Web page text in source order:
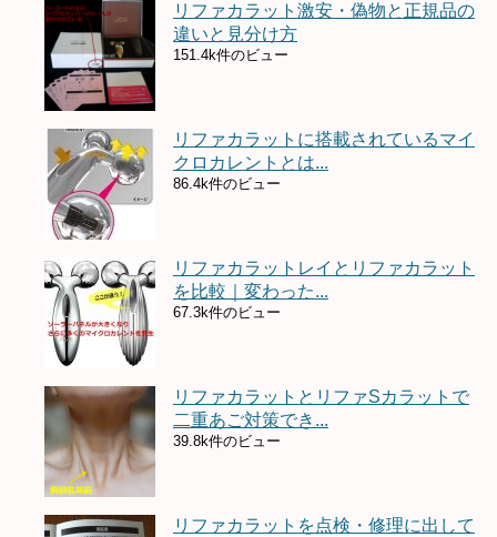
リファカラット激安・偽物と正規品の
違いと見分け方
151.4k件のビュー
リファカラットに搭載されているマイ
クロカレントとは...
86.4k件のビュー
リファカラットレイとリファカラット
を比較｜変わった...
67.3k件のビュー
リファカラットとリファSカラットで
二重あご対策でき...
39.8k件のビュー
リファカラットを点検・修理に出して